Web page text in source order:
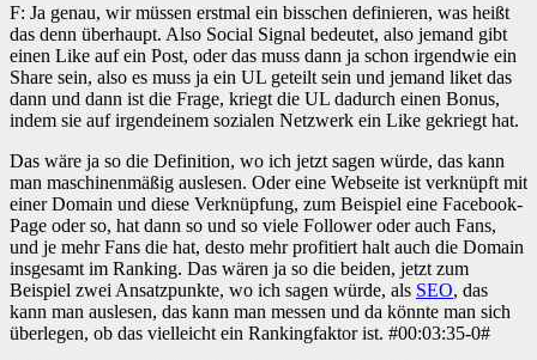
F: Ja genau, wir müssen erstmal ein bisschen definieren, was heißt
das denn überhaupt. Also Social Signal bedeutet, also jemand gibt
einen Like auf ein Post, oder das muss dann ja schon irgendwie ein
Share sein, also es muss ja ein UL geteilt sein und jemand liket das
dann und dann ist die Frage, kriegt die UL dadurch einen Bonus,
indem sie auf irgendeinem sozialen Netzwerk ein Like gekriegt hat.
Das wäre ja so die Definition, wo ich jetzt sagen würde, das kann
man maschinenmäßig auslesen. Oder eine Webseite ist verknüpft mit
einer Domain und diese Verknüpfung, zum Beispiel eine Facebook-
Page oder so, hat dann so und so viele Follower oder auch Fans,
und je mehr Fans die hat, desto mehr profitiert halt auch die Domain
insgesamt im Ranking. Das wären ja so die beiden, jetzt zum
Beispiel zwei Ansatzpunkte, wo ich sagen würde, als SEO, das
kann man auslesen, das kann man messen und da könnte man sich
überlegen, ob das vielleicht ein Rankingfaktor ist. #00:03:35-0#